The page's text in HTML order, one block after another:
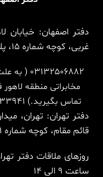
دفتر اصفهان: خیابان
غربی، کوچه شماره 15، پلاک 1
03132506882 ( به
مخابراتی منطقه
تماس بگیرید.)
دفتر تهران: تهران،
قائم مقام، کوچه شماره 1، پلاک 16، واحد 9
روزهای ملاقات دفتر
ساعت 9 الی 14